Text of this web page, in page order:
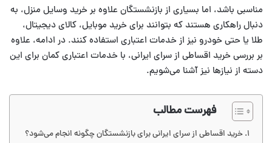
مناسبی باشد، اما بسیاری از بازنشستگان علاوه بر خرید وسایل منزل، به
دنبال راهکاری هستند که بتوانند برای خرید موبایل، کالای دیجیتال،
طلا یا حتی خودرو نیز از خدمات اعتباری استفاده کنند. در ادامه، علاوه
بر بررسی خرید اقساطی از سرای ایرانی، با خدمات اعتباری کمان برای این
دسته از نیازها نیز آشنا می‌شویم.
فهرست مطالب
خرید اقساطی از سرای ایرانی برای بازنشستگان چگونه انجام می‌شود؟